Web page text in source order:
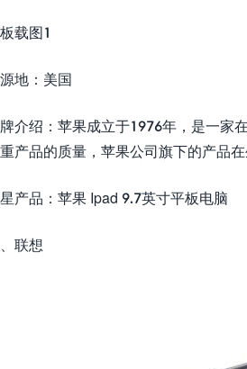
载图1
地：美国
介绍：苹果成立于1976年，是一家
产品的质量，苹果公司旗下的产品
产品：苹果 Ipad 9.7英寸平板电脑
联想